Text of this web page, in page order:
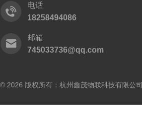
电话
18258494086
邮箱
745033736@qq.com
© 2026 版权所有：杭州鑫茂物联科技有限公